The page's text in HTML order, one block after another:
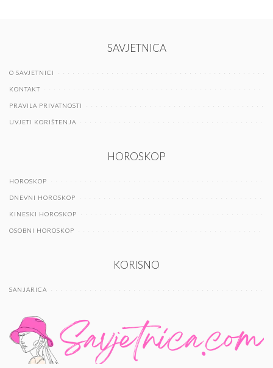
SAVJETNICA
O SAVJETNICI
KONTAKT
PRAVILA PRIVATNOSTI
UVJETI KORIŠTENJA
HOROSKOP
HOROSKOP
DNEVNI HOROSKOP
KINESKI HOROSKOP
OSOBNI HOROSKOP
KORISNO
SANJARICA